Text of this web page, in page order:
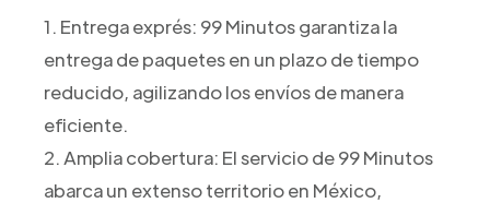
1. Entrega exprés: 99 Minutos garantiza la
entrega de paquetes en un plazo de tiempo
reducido, agilizando los envíos de manera
eficiente.
2. Amplia cobertura: El servicio de 99 Minutos
abarca un extenso territorio en México,